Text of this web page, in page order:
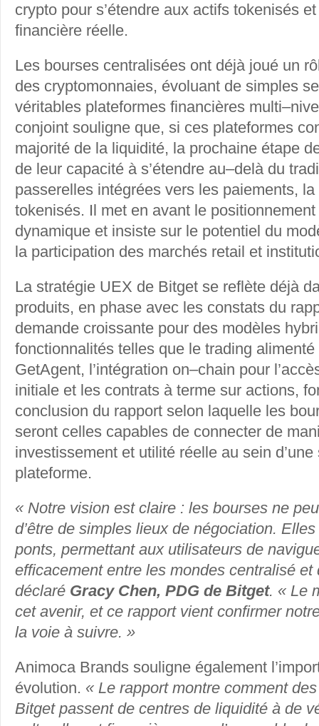
crypto pour s’étendre aux actifs tokenisés
financière réelle.
Les bourses centralisées ont déjà joué un
des cryptomonnaies, évoluant de simples
véritables plateformes financières
conjoint souligne que, si ces plateformes
majorité de la liquidité, la prochaine étape
de leur capacité à s’étendre au–delà du
passerelles intégrées vers les paiements,
tokenisés. Il met en avant le
dynamique et insiste sur le potentiel du
la participation des marchés retail et
La stratégie UEX de Bitget se reflète déjà
produits, en phase avec les constats du
demande croissante pour des modèles
fonctionnalités telles que le trading alimenté
GetAgent, l’intégration on–chain pour
initiale et les contrats à terme sur actions,
conclusion du rapport selon laquelle les
seront celles capables de connecter de
investissement et utilité réelle au sein
plateforme.
« Notre vision est claire : les bourses ne
d’être de simples lieux de négociation.
ponts, permettant aux utilisateurs de
efficacement entre les mondes centralisé et
déclaré Gracy Chen, PDG de Bitget. « Le
cet avenir, et ce rapport vient confirmer
la voie à suivre. »
Animoca Brands souligne également
évolution. « Le rapport montre comment
Bitget passent de centres de liquidité à de